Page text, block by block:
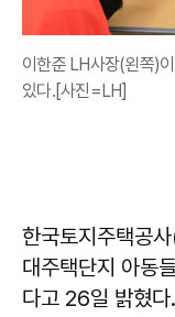
이한준 LH사장(왼쪽)
있다.[사진=LH]
한국토지주택공
대주택단지 아동
다고 26일 밝혔다.